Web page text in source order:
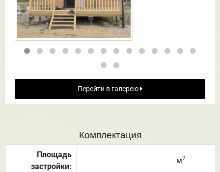
Перейти в галерею
Комплектация
Площадь
застройки:
м2